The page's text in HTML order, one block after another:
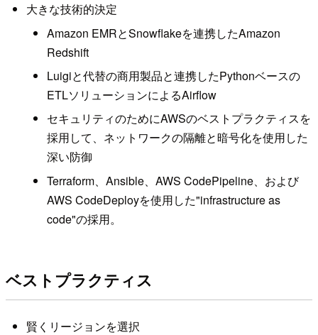
大きな技術的決定
Amazon EMRとSnowflakeを連携したAmazon
Redshift
Luigiと代替の商用製品と連携したPythonベースの
ETLソリューションによるAirflow
セキュリティのためにAWSのベストプラクティスを
採用して、ネットワークの隔離と暗号化を使用した
深い防御
Terraform、Ansible、AWS CodePipeline、および
AWS CodeDeployを使用した"infrastructure as
code"の採用。
ベストプラクティス
賢くリージョンを選択